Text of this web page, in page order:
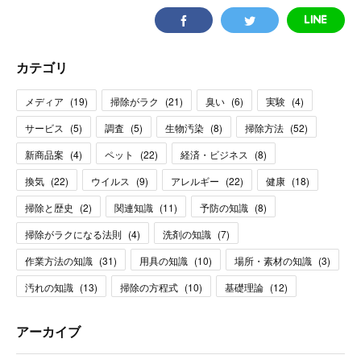
カテゴリ
メディア (19) 掃除がラク (21) 臭い (6) 実験 (4)
サービス
(5) 調査 (5) 生物汚染 (8) 掃除方法 (52)
新商品案 (4) ペット (22) 経済・ビジネス (8)
換気 (22) ウイルス (9) アレルギー (22) 健康 (18)
掃除と歴史
(2) 関連知識 (11) 予防の知識 (8)
掃除がラクになる法則 (4) 洗剤の知識 (7)
作業方法の知識 (31) 用具の知識 (10) 場所・素材の知識 (3)
汚れの知識 (13) 掃除の方程式 (10) 基礎理論 (12)
アーカイブ